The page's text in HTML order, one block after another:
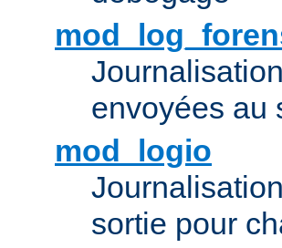
envoyées au
mod_logio
sortie pour